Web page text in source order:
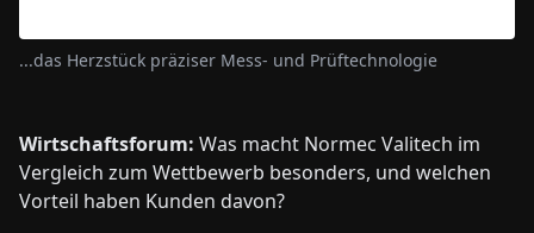
...das Herzstück präziser Mess- und Prüftechnologie
Wirtschaftsforum: Was macht Normec Valitech im
Vergleich zum Wettbewerb besonders, und welchen
Vorteil haben Kunden davon?